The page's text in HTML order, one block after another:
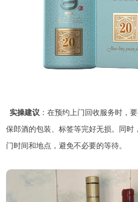
实操建议 ：在预约上门回收服务时，
保郎酒的包装、标签等完好无损。同时
门时间和地点，避免不必要的等待。